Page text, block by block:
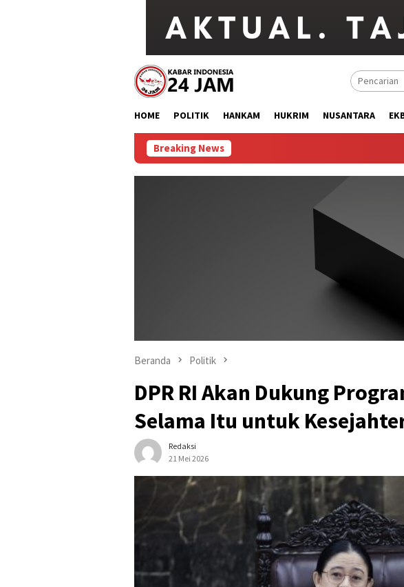
HOME POLITIK HANKAM HUKRIM NUSANTARA
Breaking News Alex Eala
Beranda Politik
DPR RI Akan Dukung
Selama Itu untuk
Redaksi
21 Mei 2026